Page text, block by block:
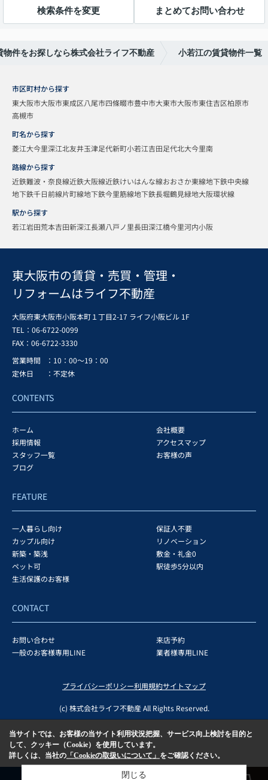
検索条件を変更 まとめてお問い合わせ
物件をお探しなら株式会社ライフ不動産 小若江の賃貸物件一覧
市区町村から探す
東大阪市大阪市東成区八尾市四條畷市豊中市大東市大阪市東住吉区柏原市
高槻市
町名から探す
菱江大今里深江北友井玉津足代新町小若江吉田足代北大今里南
路線から探す
近鉄難波・奈良線近鉄大阪線近鉄けいはんな線おおさか東線地下鉄中央線
地下鉄千日前線片町線地下鉄今里筋線地下鉄長堀鶴見緑地大阪環状線
駅から探す
若江岩田荒本吉田新深江長瀬八戸ノ里長田深江橋今里河内小阪
東大阪市の賃貸・売買・管理・
リフォームはライフ不動産
大阪府東大阪市小阪本町１丁目2-17 ライフ小阪ビル 1F
TEL：06-6722-0099
FAX： 06-6722-3330
営業時間
：10：00～19：00
定休日
：不定休
CONTENTS
ホーム
会社概要
採用情報
アクセスマップ
スタッフ一覧
お客様の声
ブログ
FEATURE
一人暮らし向け
保証人不要
カップル向け
リノベーション
新築・築浅
敷金・礼金0
ペット可
駅徒歩5分以内
生活保護のお客様
CONTACT
お問い合わせ
来店予約
一般のお客様専用LINE
業者様専用LINE
プライバシーポリシー利用規約サイトマップ
(c) 株式会社ライフ不動産 All Rights Reserved.
当サイトでは、お客様の当サイト利用状況把握、サービス向上検討を目的と
して、クッキー（Cookie）を使用しています。
詳しくは、当社の 「Cookieの取扱いについて」 をご確認ください。
閉じる